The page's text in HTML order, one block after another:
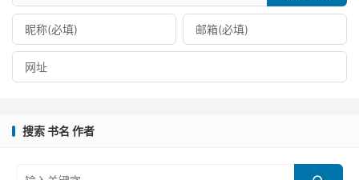
搜索 书名 作者